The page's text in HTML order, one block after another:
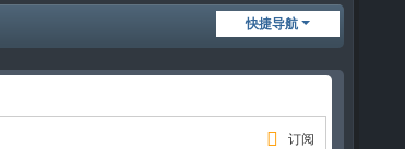
快捷导航
订阅